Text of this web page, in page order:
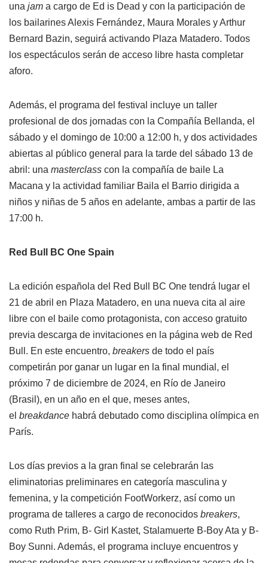
una jam a cargo de Ed is Dead y con la participación de
los bailarines Alexis Fernández, Maura Morales y Arthur
Bernard Bazin, seguirá activando Plaza Matadero. Todos
los espectáculos serán de acceso libre hasta completar
aforo.
Además, el programa del festival incluye un taller
profesional de dos jornadas con la Compañía Bellanda, el
sábado y el domingo de 10:00 a 12:00 h, y dos actividades
abiertas al público general para la tarde del sábado 13 de
abril: una masterclass con la compañía de baile La
Macana y la actividad familiar Baila el Barrio dirigida a
niños y niñas de 5 años en adelante, ambas a partir de las
17:00 h.
Red Bull BC One Spain
La edición española del Red Bull BC One tendrá lugar el
21 de abril en Plaza Matadero, en una nueva cita al aire
libre con el baile como protagonista, con acceso gratuito
previa descarga de invitaciones en la página web de Red
Bull. En este encuentro, breakers de todo el país
competirán por ganar un lugar en la final mundial, el
próximo 7 de diciembre de 2024, en Río de Janeiro
(Brasil), en un año en el que, meses antes,
el breakdance habrá debutado como disciplina olímpica en
París.
Los días previos a la gran final se celebrarán las
eliminatorias preliminares en categoría masculina y
femenina, y la competición FootWorkerz, así como un
programa de talleres a cargo de reconocidos breakers,
como Ruth Prim, B- Girl Kastet, Stalamuerte B-Boy Ata y B-
Boy Sunni. Además, el programa incluye encuentros y